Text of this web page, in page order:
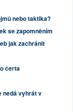
nebo taktika?
se zapomněním
jak zachránit
čerta
nedá vyhrát v